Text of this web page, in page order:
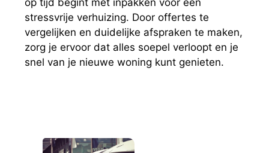
stressvrije verhuizing. Door offertes te
vergelijken en duidelijke afspraken te maken,
zorg je ervoor dat alles soepel verloopt en je
snel van je nieuwe woning kunt genieten.